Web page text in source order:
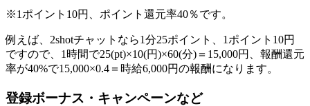
※1ポイント10円、ポイント還元率40％です。
例えば、2shotチャットなら1分25ポイント、1ポイント10円
ですので、1時間で25(pt)×10(円)×60(分)＝15,000円、報酬還元
率が40%で15,000×0.4＝時給6,000円の報酬になります。
登録ボーナス・キャンペーンなど